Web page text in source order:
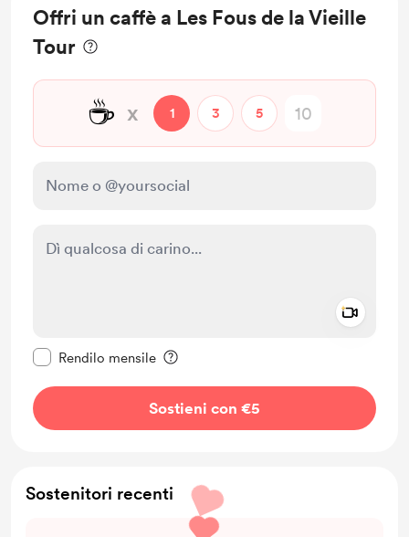
Offri un caffè a Les Fous de la Vieille
Tour
☕ x 1 3 5
Rendilo mensile
Sostieni con €5
Sostenitori recenti